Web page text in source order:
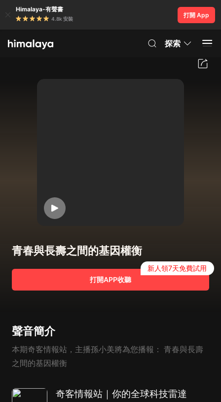
Himalaya-有聲書
4.8k 安裝
打開 App
探索
青春與長壽之間的基因權衡
打開APP收聽
新人領7天免費試用
聲音簡介
本期奇客情報站，主播孫小美將為您播報： 青春與長壽
之間的基因權衡
奇客情報站｜你的全球科技雷達